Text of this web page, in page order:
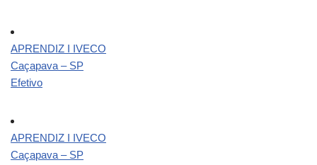
APRENDIZ I IVECO
Caçapava – SP
Efetivo
APRENDIZ I IVECO
Caçapava – SP